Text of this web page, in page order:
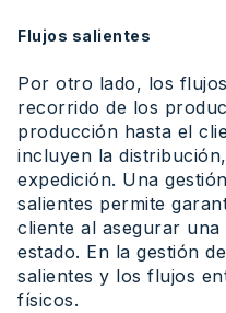
Flujos salientes
Por otro lado, los
recorrido de los
producción hasta el
incluyen la
expedición. Una
salientes permite
cliente al asegurar
estado. En la gestión
salientes y los flujos
físicos.